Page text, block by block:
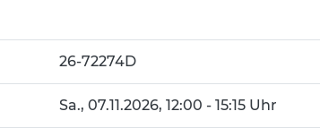
26-72274D
Sa., 07.11.2026, 12:00 - 15:15 Uhr